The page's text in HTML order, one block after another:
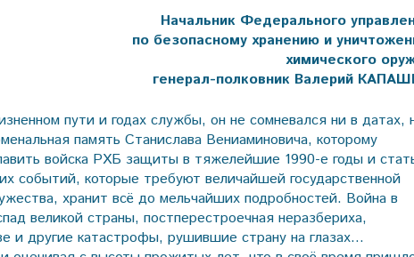
Начальник Федерального
по безопасному хранению и
химического
генерал-полковник Валерий
пути и годах службы, он не сомневался ни в датах,
память Станислава Вениаминовича, которому
войска РХБ защиты в тяжелейшие 1990-е годы и
событий, которые требуют величайшей государственной
хранит всё до мельчайших подробностей. Война в
великой страны, постперестроечная неразбериха,
и другие катастрофы, рушившие страну на глазах…